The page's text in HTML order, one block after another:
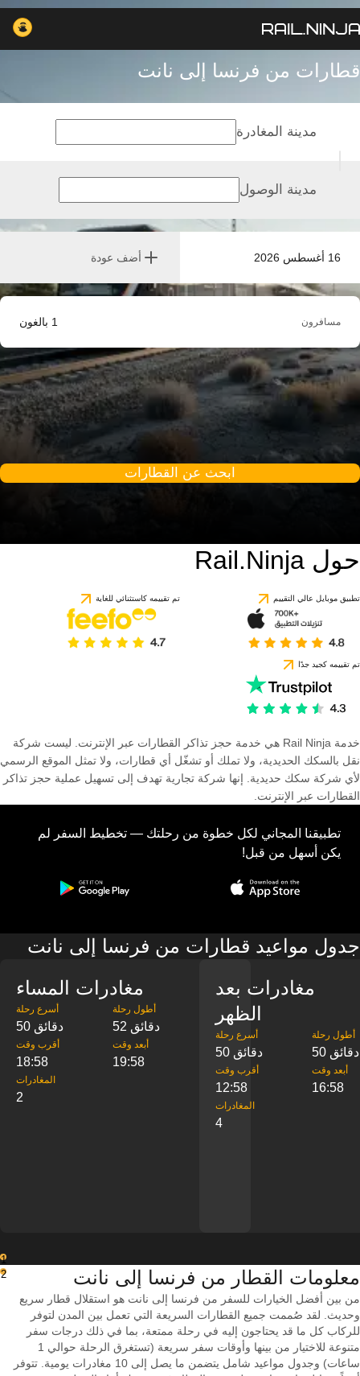
قطارات من فرنسا إلى نانت
16 أغسطس 2026 أضف عودة
مدينة المغادرة
مدينة الوصول
مسافرون 1 بالغون
ابحث عن القطارات
حول Rail.Ninja
تطبيق موبايل عالي التقييم تم تقييمه كاستثنائي للغاية
تم تقييمه كجيد جدًا
خدمة Rail Ninja هي خدمة حجز تذاكر القطارات عبر الإنترنت. ليست شركة
نقل بالسكك الحديدية، ولا تملك أو تشغّل أي قطارات، ولا تمثل الموقع الرسمي
لأي شركة سكك حديدية. إنها شركة تجارية تهدف إلى تسهيل عملية حجز تذاكر
القطارات عبر الإنترنت.
تطبيقنا المجاني لكل خطوة من رحلتك — تخطيط السفر لم
يكن أسهل من قبل!
جدول مواعيد قطارات من فرنسا إلى نانت
مغادرات المساء
‎أسرع رحلة
50 دقائق
‎أطول رحلة
52 دقائق
‎أقرب وقت
18:58
‎أبعد وقت
19:58
‎المغادرات
2
مغادرات بعد
الظهر
‎أسرع رحلة
50 دقائق
‎أطول رحلة
50 دقائق
‎أقرب وقت
12:58
‎أبعد وقت
16:58
‎المغادرات
4
1
2
معلومات القطار من ‎فرنسا إلى ‎نانت
من بين أفضل الخيارات للسفر من فرنسا إلى نانت هو استقلال قطار سريع
وحديث. لقد صُممت جميع القطارات السريعة التي تعمل بين المدن لتوفر
للركاب كل ما قد يحتاجون إليه في رحلة ممتعة، بما في ذلك درجات سفر
متنوعة للاختيار من بينها وأوقات سفر سريعة (تستغرق الرحلة حوالي 1
ساعات) وجدول مواعيد شامل يتضمن ما يصل إلى 10 مغادرات يومية. تتوفر